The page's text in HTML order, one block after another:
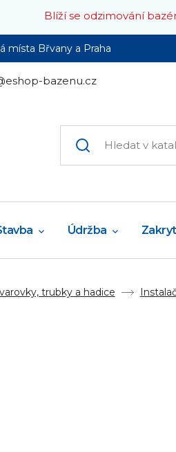
Blíží se odzimování
místa Břvany a Praha
bazenu.cz
Údržba
trubky a hadice